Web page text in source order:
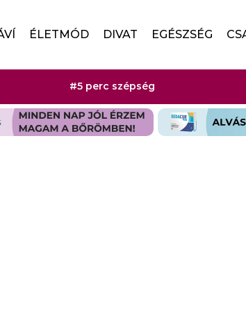
ÉLETMÓD DIVAT EGÉSZSÉG
#5 perc szépség